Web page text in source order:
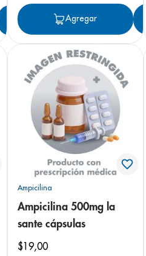
AgregarAgregar
Ampicilina
Ampicilina 500mg la
sante cápsulas
$19,00